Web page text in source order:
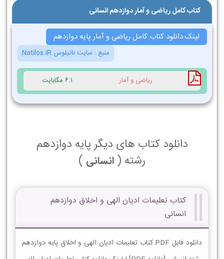
کتاب کامل ریاضی و آمار دوازدهم انسانی
لینک دانلود کتاب کامل ریاضی و آمار پایه دوازدهم
منبع : سایت ناتیلوس Natilos.iR
ریاضی و آمار 6.1 مگابایت
دانلود کتاب های دیگر پایه دوازدهم
رشته ( انسانی )
کتاب تعلیمات ادیان الهی و اخلاق دوازدهم
انسانی
دانلود فایل PDF کتاب تعلیمات ادیان الهی و اخلاق پایه دوازدهم